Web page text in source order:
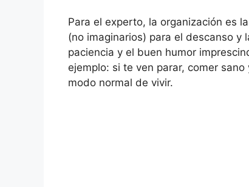
Para el experto, la organización es
(no imaginarios) para el descanso y
paciencia y el buen humor
ejemplo: si te ven parar, comer
modo normal de vivir.